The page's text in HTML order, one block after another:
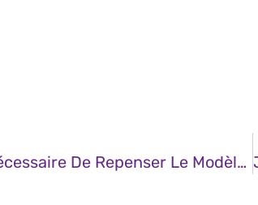
JDN – A L’ère De L’IA, Il Est Nécessaire De Repenser Le Modèle Pédagogique